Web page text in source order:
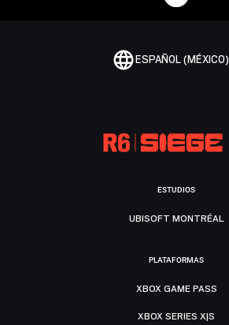
ESPAÑOL (MÉXICO)
ESTUDIOS
UBISOFT MONTRÉAL
PLATAFORMAS
XBOX GAME PASS
XBOX SERIES X|S